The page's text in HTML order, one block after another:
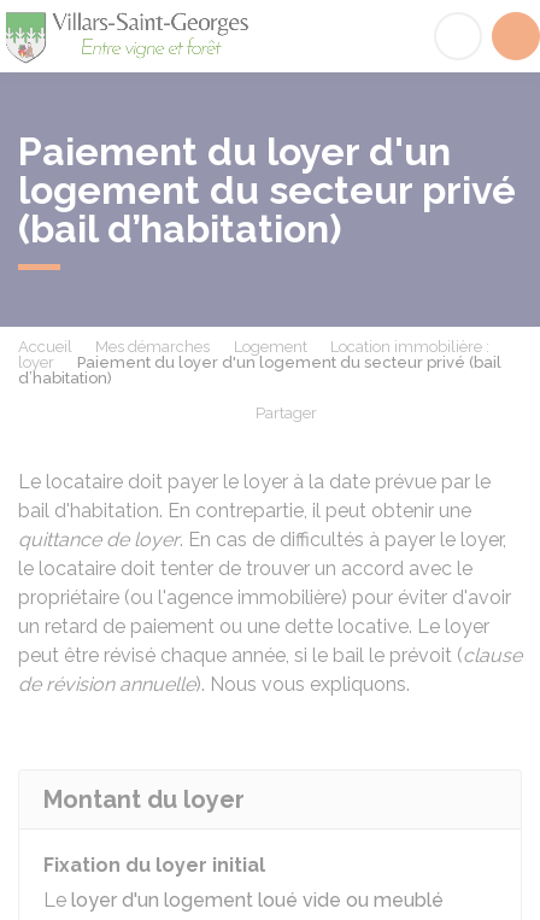
Paiement du loyer d'un
logement du secteur privé
(bail d’habitation)
Accueil Mes démarches Logement
Location immobilière :
loyer
Paiement du loyer d'un logement du secteur privé (bail
d’habitation)
Partager
Le locataire doit payer le loyer à la date prévue par le
bail d'habitation. En contrepartie, il peut obtenir une
quittance de loyer. En cas de difficultés à payer le loyer,
le locataire doit tenter de trouver un accord avec le
propriétaire (ou l'agence immobilière) pour éviter d'avoir
un retard de paiement ou une dette locative. Le loyer
peut être révisé chaque année, si le bail le prévoit (clause
de révision annuelle). Nous vous expliquons.
Montant du loyer
Fixation du loyer initial
Le loyer d'un logement loué vide ou meublé